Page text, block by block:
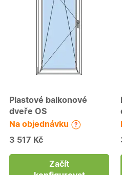
Plastové balkonové
dveře OS
Na objednávku
3 517 Kč
Začít